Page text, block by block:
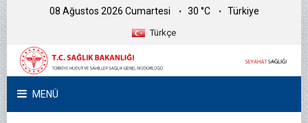
08 Ağustos 2026 Cumartesi 30 °C Türkiye
Türkçe
MENÜ